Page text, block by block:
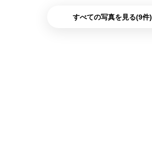
すべての写真を見る(9件)